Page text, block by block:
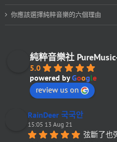
你應該選擇純粹音樂的六個理由
純粹音樂社
5.0
powered byGoogle
review us on
RainDeer 국국안
15:05 13 Aug 21
弦斷了也